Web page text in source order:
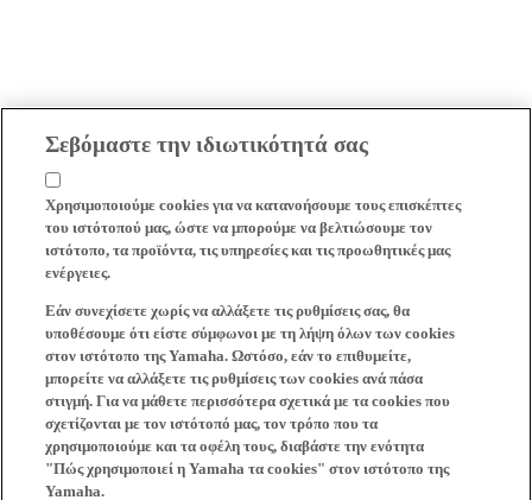
Σεβόμαστε την ιδιωτικότητά σας
Χρησιμοποιούμε cookies για να κατανοήσουμε τους επισκέπτες
του ιστότοπού μας, ώστε να μπορούμε να βελτιώσουμε τον
ιστότοπο, τα προϊόντα, τις υπηρεσίες και τις προωθητικές μας
ενέργειες.
Εάν συνεχίσετε χωρίς να αλλάξετε τις ρυθμίσεις σας, θα
υποθέσουμε ότι είστε σύμφωνοι με τη λήψη όλων των cookies
στον ιστότοπο της Yamaha. Ωστόσο, εάν το επιθυμείτε,
μπορείτε να αλλάξετε τις ρυθμίσεις των cookies ανά πάσα
στιγμή. Για να μάθετε περισσότερα σχετικά με τα cookies που
σχετίζονται με τον ιστότοπό μας, τον τρόπο που τα
χρησιμοποιούμε και τα οφέλη τους, διαβάστε την ενότητα
"Πώς χρησιμοποιεί η Yamaha τα cookies" στον ιστότοπο της
Yamaha.